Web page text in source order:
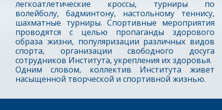
легкоатлетические кроссы, турниры по
волейболу, бадминтону, настольному теннису,
шахматные турниры. Спортивные мероприятия
проводятся с целью пропаганды здорового
образа жизни, популяризации различных видов
спорта, организации свободного досуга
сотрудников Института, укрепления их здоровья.
Одним словом, коллектив Института живет
насыщенной творческой и спортивной жизнью.